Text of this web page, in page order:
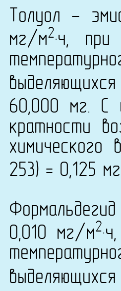
Толуол -
мг/м2·ч,
60,000 мг. С
кратности
253) = 0,125
0,010 мг/м2